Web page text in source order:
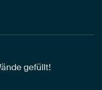
gefüllt!